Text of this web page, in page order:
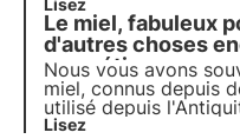
souvent que le miel
peut être apprécié
caractéristiques et
Lisez
Le miel, fabuleux
d'autres choses
cosmétiques.
Nous vous avons
miel, connus depuis
utilisé depuis
l'année où l'on
Lisez